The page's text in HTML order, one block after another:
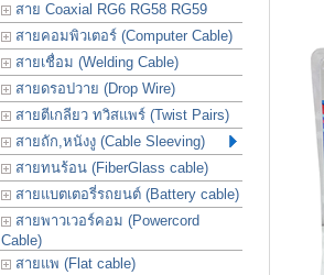
สาย Coaxial RG6 RG58 RG59
สายคอมพิวเตอร์ (Computer Cable)
สายเชื่อม (Welding Cable)
สายดรอปวาย (Drop Wire)
สายตีเกลียว ทวิสแพร์ (Twist Pairs)
สายถัก,หนังงู (Cable Sleeving)
สายทนร้อน (FiberGlass cable)
สายแบตเตอรี่รถยนต์ (Battery cable)
สายพาวเวอร์คอม (Powercord
Cable)
สายแพ (Flat cable)